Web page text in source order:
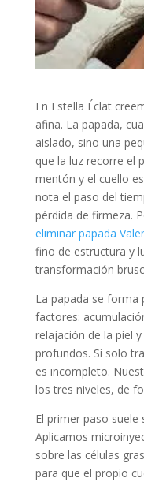
En Estella Éclat
afina. La papada,
aislado, sino una
que la luz recorre el
mentón y el cuello
nota el paso del
pérdida de firmeza.
eliminar papada
fino de estructura y
transformación
La papada se forma
factores:
relajación de la piel
profundos. Si solo
es incompleto.
los tres niveles, de
El primer paso suele
Aplicamos
sobre las células
para que el propio